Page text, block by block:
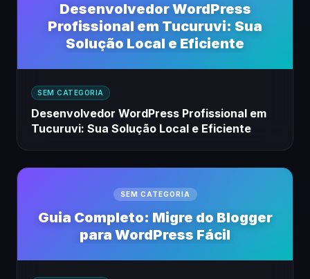
Desenvolvedor WordPress
Profissional em Tucuruvi: Sua
Solução Local e Eficiente
SEM CATEGORIA
Desenvolvedor WordPress Profissional em
Tucuruvi: Sua Solução Local e Eficiente
SEM CATEGORIA
Guia Completo: Migre do Blogger
para WordPress Fácil